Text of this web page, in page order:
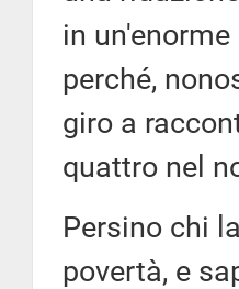
in
perché,
giro a
quattro nel
Persino chi
povertà, e